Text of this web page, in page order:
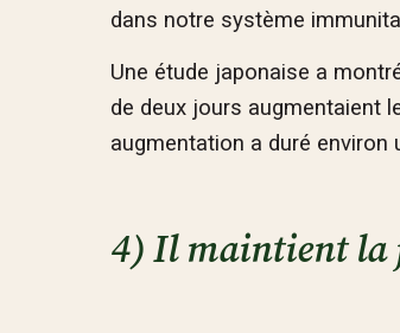
dans notre système
Une étude japonaise a
de deux jours augmentaient
augmentation a duré environ
4) Il maintient la